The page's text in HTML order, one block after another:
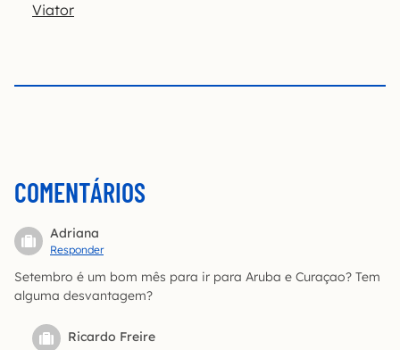
Viator
COMENTÁRIOS
Adriana
Responder
Setembro é um bom mês para ir para Aruba e Curaçao? Tem
alguma desvantagem?
Ricardo Freire